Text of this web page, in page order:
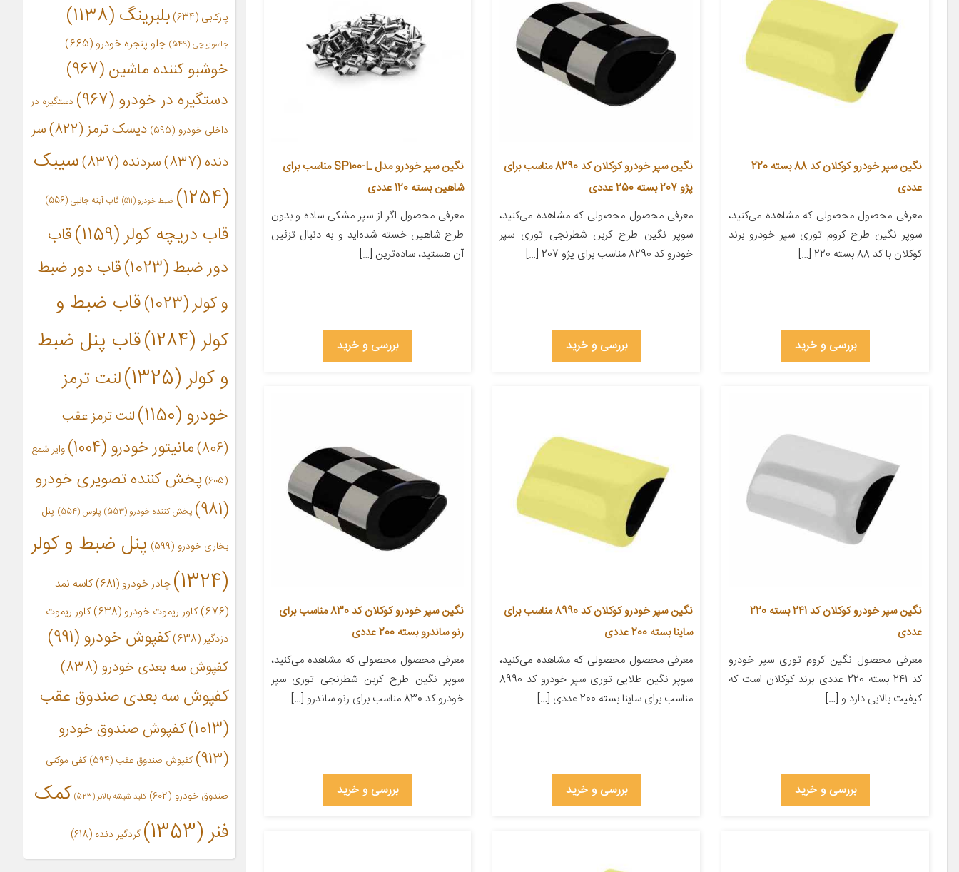
نگین سپر خودرو کوکلان کد 88 بسته 220
عددی
معرفی محصول محصولی که مشاهده می‌کنید،
سوپر نگین طرح کروم توری سپر خودرو برند
کوکلان با کد 88 بسته 220 […]
بررسی و خرید
نگین سپر خودرو کوکلان کد 8290 مناسب برای
پژو 207 بسته 250 عددی
معرفی محصول محصولی که مشاهده می‌کنید،
سوپر نگین طرح کربن شطرنجی توری سپر
خودرو کد 8290 مناسب برای پژو 207 […]
بررسی و خرید
نگین سپر خودرو مدل SP100-L مناسب برای
شاهین بسته 120 عددی
معرفی محصول اگر از سپر مشکی ساده و بدون
طرح شاهین خسته شده‌اید و به دنبال تزئین
آن هستید، ساده‌ترین […]
بررسی و خرید
نگین سپر خودرو کوکلان کد 241 بسته 220
عددی
معرفی محصول نگین کروم توری سپر خودرو
کد 241 بسته 220 عددی برند کوکلان است که
کیفیت بالایی دارد و […]
بررسی و خرید
نگین سپر خودرو کوکلان کد 8990 مناسب برای
ساینا بسته 200 عددی
معرفی محصول محصولی که مشاهده می‌کنید،
سوپر نگین طلایی توری سپر خودرو کد 8990
مناسب برای ساینا بسته 200 عددی […]
بررسی و خرید
نگین سپر خودرو کوکلان کد 830 مناسب برای
رنو ساندرو بسته 200 عددی
معرفی محصول محصولی که مشاهده می‌کنید،
سوپر نگین طرح کربن شطرنجی توری سپر
خودرو کد 830 مناسب برای رنو ساندرو […]
بررسی و خرید
پارکابی (634) بلبرینگ(1138)
جاسوییچی (549) جلو پنجره خودرو (665)
خوشبو کننده ماشین(967)
دستگیره در خودرو(967)
دستگیره در
داخلی خودرو (595) دیسک ترمز(822)
سر
دنده(837) سردنده(837)
سیبک
(1254)
ضبط خودرو(511) قاب آینه جانبی (556)
قاب دریچه کولر(1159)
قاب
دور ضبط(1023)
قاب دور ضبط
و کولر(1023)
قاب ضبط و
کولر(1284)
قاب پنل ضبط
و کولر(1325)
لنت ترمز
خودرو(1150)
لنت ترمز عقب
(806)
مانیتور خودرو(1004)
وایر شمع
(605)
پخش کننده تصویری خودرو
(981)
پخش کننده خودرو(553) پلوس(554) پنل
بخاری خودرو (599)
پنل ضبط و کولر
(1324)
چادر خودرو (681)
کاسه نمد
(676)
کاور ریموت خودرو(638)
کاور ریموت
دزدگیر(638) کفپوش خودرو(991)
کفپوش سه بعدی خودرو (838)
کفپوش سه بعدی صندوق عقب
(1013)
کفپوش صندوق خودرو
(913)
کفپوش صندوق عقب (594) کفی موکتی
صندوق خودرو (602) کلید شیشه بالابر(523)
کمک
فنر(1353) گردگیر دنده (618)